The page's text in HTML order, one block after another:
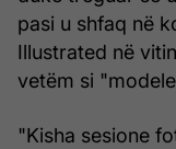
pasi u shfaq në
Illustrated në
vetëm si
"Kisha sesione